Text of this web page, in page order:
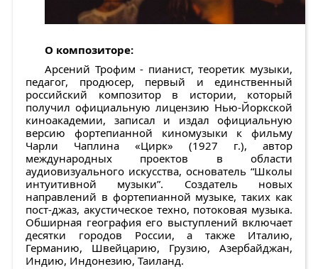
О композиторе:
Арсений Трофим - пианист, теоретик музыки,
педагог, продюсер, первый и единственный
российский композитор в истории, который
получил официальную лицензию Нью-Йоркской
киноакадемии, записал и издал официальную
версию фортепианной киномузыки к фильму
Чарли Чаплина «Цирк» (1927 г.), автор
международных проектов в области
аудиовизуального искусства, основатель “Школы
интуитивной музыки”. Создатель новых
направлений в фортепианной музыке, таких как
пост-джаз, акустическое техно, потоковая музыка.
Обширная география его выступлений включает
десятки городов России, а также Италию,
Германию, Швейцарию, Грузию, Азербайджан,
Индию, Индонезию, Таиланд.